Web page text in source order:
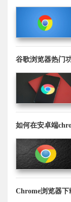
谷歌浏览器热门
如何在安卓端
Chrome浏览器